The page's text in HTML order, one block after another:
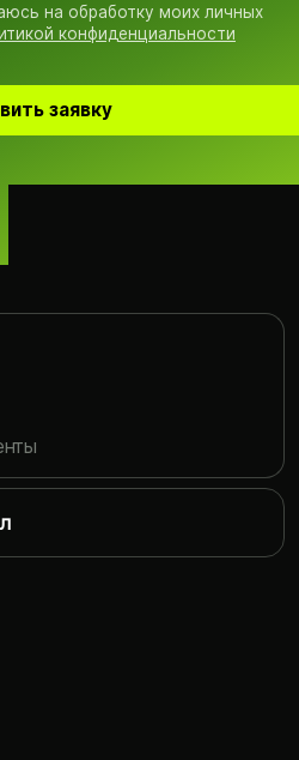
на обработку моих личных
конфиденциальности
заявку